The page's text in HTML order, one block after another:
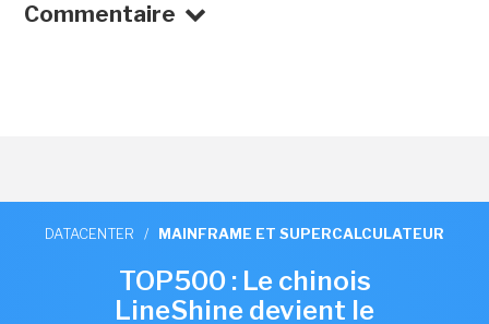
Commentaire
DATACENTER / MAINFRAME ET SUPERCALCULATEUR
TOP500 : Le chinois
LineShine devient le